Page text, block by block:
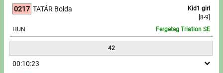
0217
Kid1 girl
[8-9]
TATÁR Bolda
HUN Fergeteg Triatlon SE
42
00:10:23